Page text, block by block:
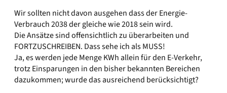
Wir sollten nicht davon ausgehen dass der Energie-
Verbrauch 2038 der gleiche wie 2018 sein wird.
Die Ansätze sind offensichtlich zu überarbeiten und
FORTZUSCHREIBEN. Dass sehe ich als MUSS!
Ja, es werden jede Menge KWh allein für den E-Verkehr,
trotz Einsparungen in den bisher bekannten Bereichen
dazukommen; wurde das ausreichend berücksichtigt?